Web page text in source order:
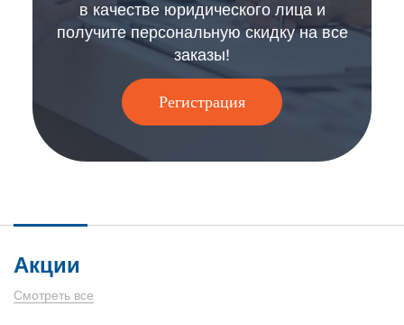
в качестве юридического лица и
получите персональную скидку на все
заказы!
Регистрация
Акции
Смотреть все